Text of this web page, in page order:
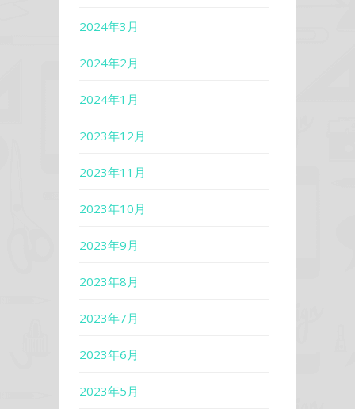
2024年3月
2024年2月
2024年1月
2023年12月
2023年11月
2023年10月
2023年9月
2023年8月
2023年7月
2023年6月
2023年5月